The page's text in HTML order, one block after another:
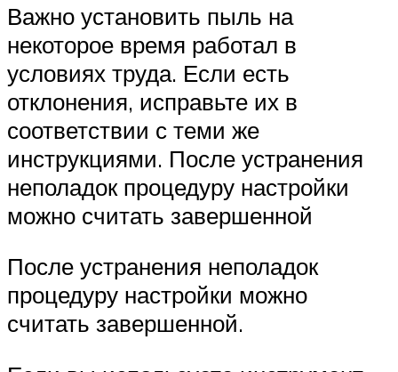
Важно установить пыль на
некоторое время работал в
условиях труда. Если есть
отклонения, исправьте их в
соответствии с теми же
инструкциями. После устранения
неполадок процедуру настройки
можно считать завершенной
После устранения неполадок
процедуру настройки можно
считать завершенной.